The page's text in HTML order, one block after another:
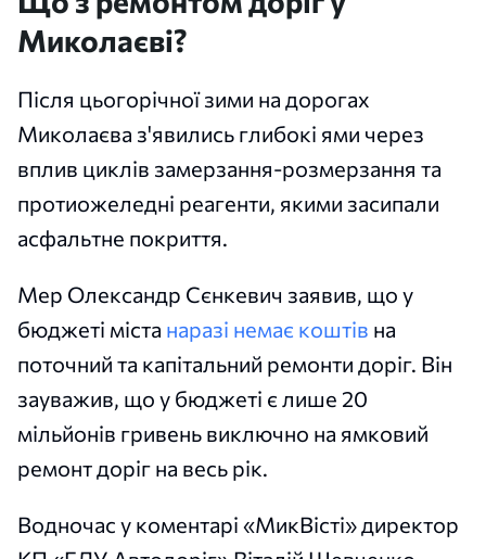
Миколаєві?
Після цьогорічної зими на дорогах
Миколаєва з'явились глибокі ями через
вплив циклів замерзання-розмерзання та
протиожеледні реагенти, якими засипали
асфальтне покриття.
Мер Олександр Сєнкевич заявив, що у
бюджеті міста наразі немає коштів на
поточний та капітальний ремонти доріг. Він
зауважив, що у бюджеті є лише 20
мільйонів гривень виключно на ямковий
ремонт доріг на весь рік.
Водночас у коментарі «МикВісті» директор